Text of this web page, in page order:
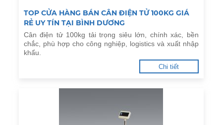
TOP CỬA HÀNG BÁN CÂN ĐIỆN TỬ 100KG GIÁ
RẺ UY TÍN TẠI BÌNH DƯƠNG
Cân điện tử 100kg tải trọng siêu lớn, chính xác, bền
chắc, phù hợp cho công nghiệp, logistics và xuất nhập
khẩu.
Chi tiết